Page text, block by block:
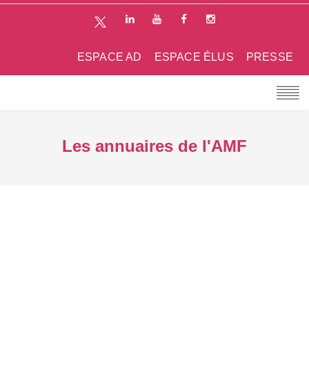
PRESSE
ESPACE ÉLUS
ESPACE AD
Les annuaires de l'AMF